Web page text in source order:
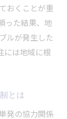
おくことが重
った結果、地
ルが発生した
には地域に根
とは
発の協力関係